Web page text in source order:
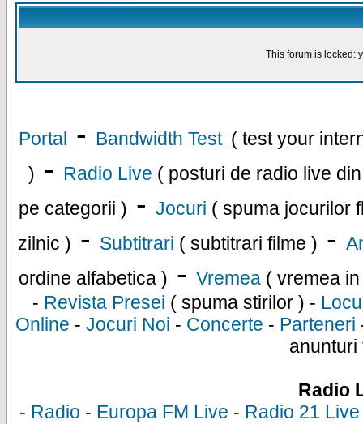
This forum is locked:
Portal - Bandwidth Test ( test your
) - Radio Live ( posturi de radio live
pe categorii ) - Jocuri ( spuma jocurilor
zilnic ) - Subtitrari ( subtitrari filme ) -
ordine alfabetica ) - Vremea ( vremea
- Revista Presei ( spuma stirilor ) -
Online - Jocuri Noi - Concerte - Parteneri
anunturi
Radio
- Radio - Europa FM Live - Radio 21 Live